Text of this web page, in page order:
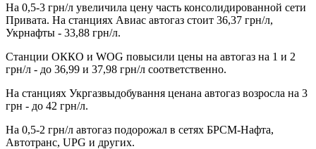
На 0,5-3 грн/л увеличила цену часть консолидированной сети
Привата. На станциях Авиас автогаз стоит 36,37 грн/л,
Укрнафты - 33,88 грн/л.
Станции ОККО и WOG повысили цены на автогаз на 1 и 2
грн/л - до 36,99 и 37,98 грн/л соответственно.
На станциях Укргазвыдобування ценана автогаз возросла на 3
грн - до 42 грн/л.
На 0,5-2 грн/л автогаз подорожал в сетях БРСМ-Нафта,
Автотранс, UPG и других.